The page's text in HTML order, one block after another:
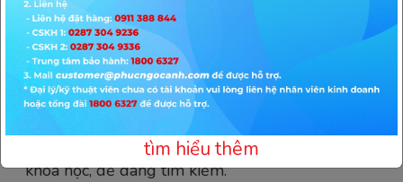
Kho ứng dụng " Khủng "
Hệ điều hành Android 9.0 hiện đại dễ sử dụng,
với kho ứng dụng đa tiện ích, phong phú.
Các mục trên giao diện Tivi Akino được sắp xếp
khoa học, dễ dàng tìm kiếm.
tìm hiểu thêm